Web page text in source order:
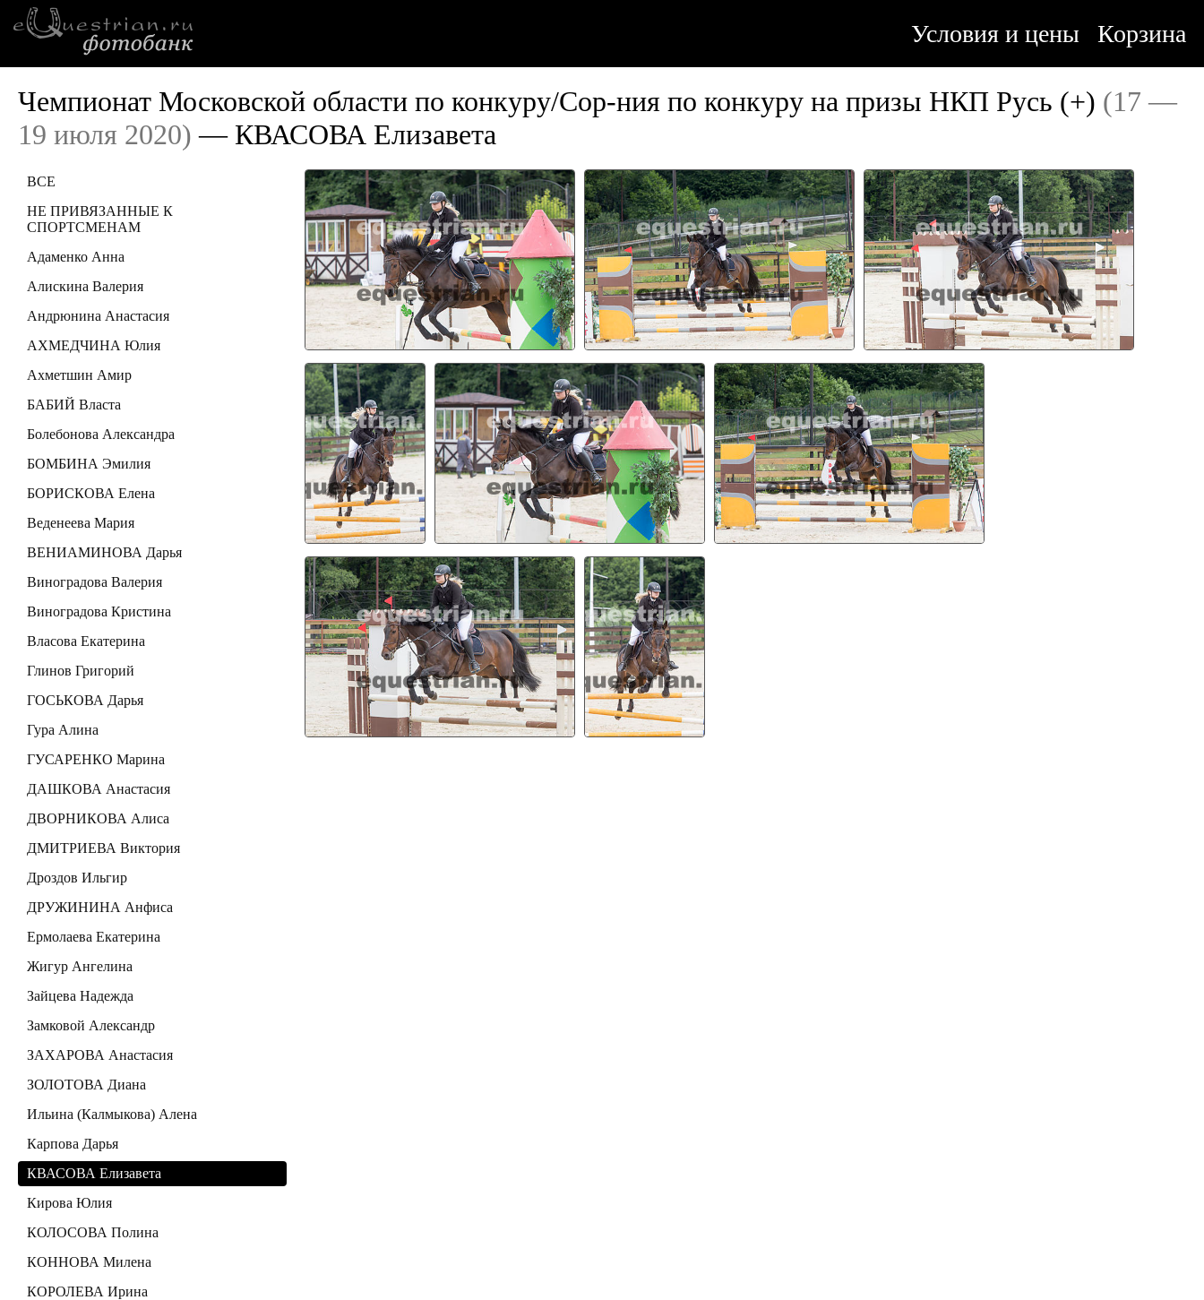
Корзина
Условия и цены
Чемпионат Московской области по конкуру/Сор-ния по конкуру на призы НКП Русь (+) (17 —
19 июля 2020) — КВАСОВА Елизавета
ВСЕ
НЕ ПРИВЯЗАННЫЕ К
СПОРТСМЕНАМ
Адаменко Анна
Алискина Валерия
Андрюнина Анастасия
АХМЕДЧИНА Юлия
Ахметшин Амир
БАБИЙ Власта
Болебонова Александра
БОМБИНА Эмилия
БОРИСКОВА Елена
Веденеева Мария
ВЕНИАМИНОВА Дарья
Виноградова Валерия
Виноградова Кристина
Власова Екатерина
Глинов Григорий
ГОСЬКОВА Дарья
Гура Алина
ГУСАРЕНКО Марина
ДАШКОВА Анастасия
ДВОРНИКОВА Алиса
ДМИТРИЕВА Виктория
Дроздов Ильгир
ДРУЖИНИНА Анфиса
Ермолаева Екатерина
Жигур Ангелина
Зайцева Надежда
Замковой Александр
ЗАХАРОВА Анастасия
ЗОЛОТОВА Диана
Ильина (Калмыкова) Алена
Карпова Дарья
КВАСОВА Елизавета
Кирова Юлия
КОЛОСОВА Полина
КОННОВА Милена
КОРОЛЕВА Ирина